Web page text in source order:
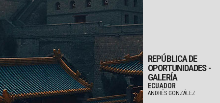
REPÚBLICA DE
OPORTUNIDADES -
GALERÍA
ECUADOR
ANDRÉS GONZÁLEZ